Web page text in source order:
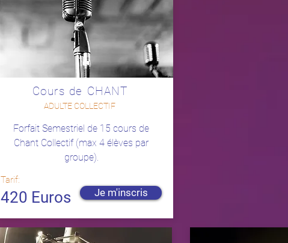
Cours de CHANT
ADULTE COLLECTIF
Forfait Semestriel de 15 cours de
Chant Collectif (max 4 élèves par
groupe).
Tarif:
420 Euros Je m'inscris